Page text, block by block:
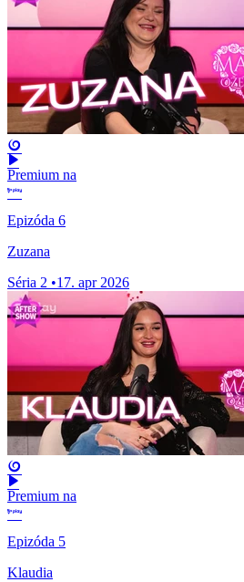
Premium na
Epizóda 6
Zuzana
Séria 2 •17. apr 2026
Premium na
Epizóda 5
Klaudia